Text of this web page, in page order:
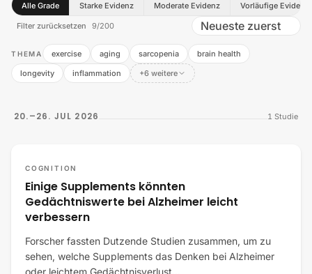
Alle Grade Starke Evidenz Moderate Evidenz Vorläufige Evidenz
Filter zurücksetzen 9/200
THEMA exercise aging sarcopenia
brain health
longevity
inflammation +6 weitere
20.–26. JUL 2026 1 Studie
COGNITION
Einige Supplements könnten
Gedächtniswerte bei Alzheimer leicht
verbessern
Forscher fassten Dutzende Studien zusammen, um zu
sehen, welche Supplements das Denken bei Alzheimer
oder leichtem Gedächtnisverlust…